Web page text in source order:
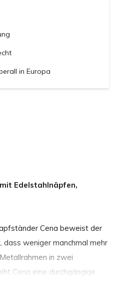
in Europa
Edelstahlnäpfen,
Cena beweist der
dass weniger manchmal mehr
in zwei
Cena eine durchgängige